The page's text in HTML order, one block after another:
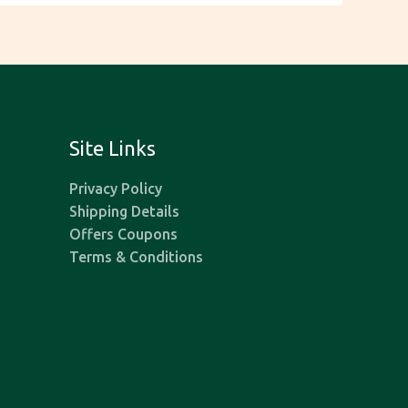
Site Links
Privacy Policy
Shipping Details
Offers Coupons
Terms & Conditions